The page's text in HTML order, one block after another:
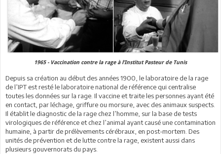
1965 - Vaccination contre la rage à l’Institut Pasteur de Tunis
Depuis sa création au début des années 1900, le laboratoire de la rage
de l’IPT est resté le laboratoire national de référence qui centralise
toutes les données sur la rage. Il vaccine et traite les personnes ayant été
en contact, par léchage, griffure ou morsure, avec des animaux suspects.
Il établit le diagnostic de la rage chez l’homme, sur la base de tests
virologiques de référence et chez l’animal ayant causé une contamination
humaine, à partir de prélèvements cérébraux, en post-mortem. Des
unités de prévention et de lutte contre la rage, existent aussi dans
plusieurs gouvernorats du pays.